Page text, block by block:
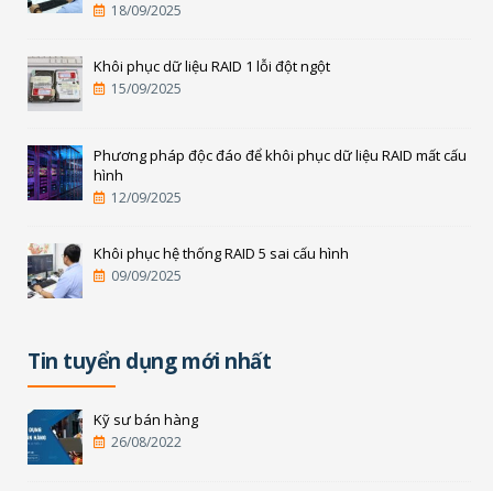
18/09/2025
Khôi phục dữ liệu RAID 1 lỗi đột ngột
15/09/2025
Phương pháp độc đáo để khôi phục dữ liệu RAID mất cấu
hình
12/09/2025
Khôi phục hệ thống RAID 5 sai cấu hình
09/09/2025
Tin tuyển dụng mới nhất
Kỹ sư bán hàng
26/08/2022